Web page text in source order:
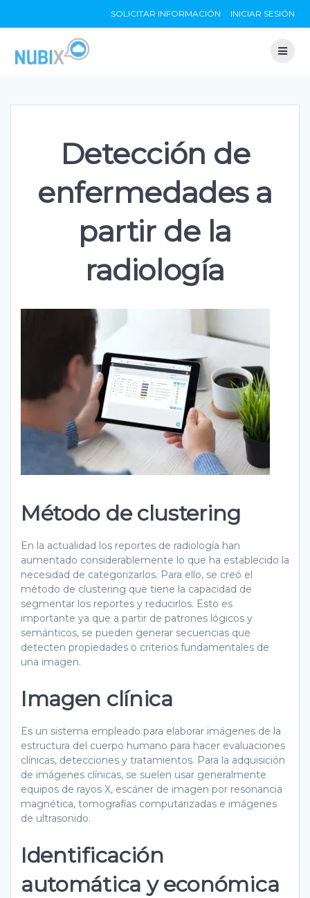
to
SOLICITAR INFORMACIÓN INICIAR SESIÓN
Detección de
enfermedades a
partir de la
radiología
Método de clustering
En la actualidad los reportes de radiología han
aumentado considerablemente lo que ha establecido la
necesidad de categorizarlos. Para ello, se creó el
método de clustering que tiene la capacidad de
segmentar los reportes y reducirlos. Esto es
importante ya que a partir de patrones lógicos y
semánticos, se pueden generar secuencias que
detecten propiedades o criterios fundamentales de
una imagen.
Imagen clínica
Es un sistema empleado para elaborar imágenes de la
estructura del cuerpo humano para hacer evaluaciones
clínicas, detecciones y tratamientos. Para la adquisición
de imágenes clínicas, se suelen usar generalmente
equipos de rayos X, escáner de imagen por resonancia
magnética, tomografías computarizadas e imágenes
de ultrasonido.
Identificación
automática y económica